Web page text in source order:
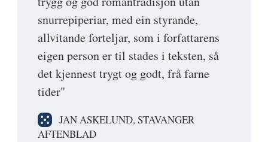
snurrepiperiar, med ein styrande,
allvitande forteljar, som i forfattarens
eigen person er til stades i teksten, så
det kjennest trygt og godt, frå farne
tider"
JAN ASKELUND, STAVANGER
AFTENBLAD